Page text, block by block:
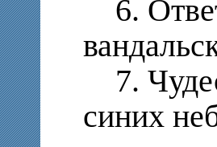
6.
7.
синих